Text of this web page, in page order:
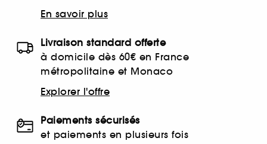
En savoir plus
Livraison standard offerte
à domicile dès 60€ en France
métropolitaine et Monaco
Explorer l'offre
Paiements sécurisés
et paiements en plusieurs fois